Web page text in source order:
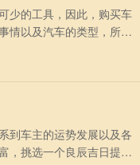
少的工具，因此，购买车
情以及汽车的类型，所
到车主的运势发展以及各
，挑选一个良辰吉日提